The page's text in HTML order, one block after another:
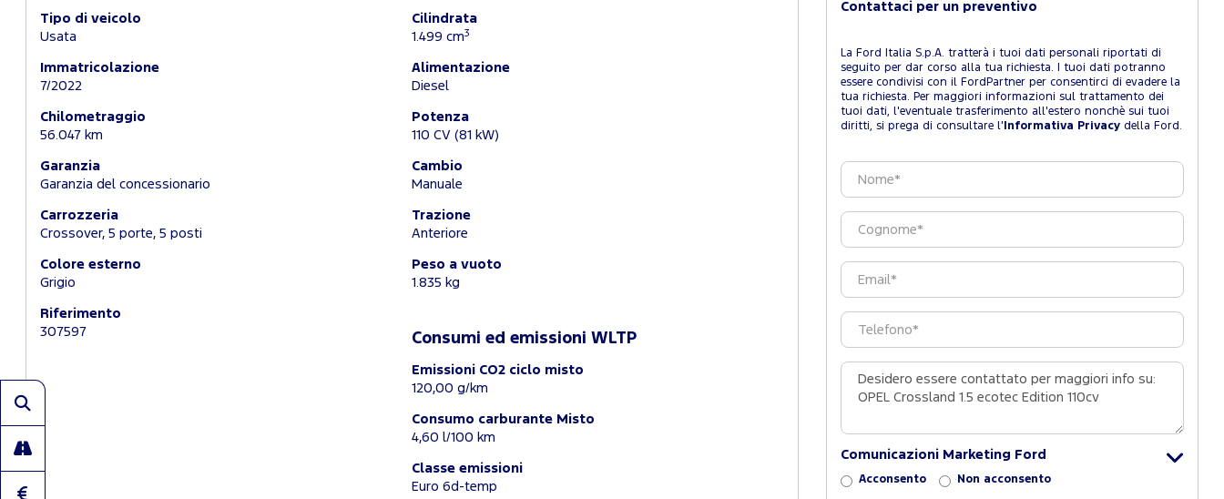
Tipo di veicolo
Usata
Immatricolazione
7/2022
Chilometraggio
56.047 km
Garanzia
Garanzia del concessionario
Carrozzeria
Crossover, 5 porte, 5 posti
Colore esterno
Grigio
Riferimento
307597
Cilindrata
1.499 cm3
Alimentazione
Diesel
Potenza
110 CV (81 kW)
Cambio
Manuale
Trazione
Anteriore
Peso a vuoto
1.835 kg
Consumi ed emissioni WLTP
Emissioni CO2 ciclo misto
120,00 g/km
Consumo carburante Misto
4,60 l/100 km
Classe emissioni
Euro 6d-temp
Contattaci per un preventivo
La Ford Italia S.p.A. tratterà i tuoi dati personali riportati di
seguito per dar corso alla tua richiesta. I tuoi dati potranno
essere condivisi con il FordPartner per consentirci di evadere la
tua richiesta. Per maggiori informazioni sul trattamento dei
tuoi dati, l'eventuale trasferimento all'estero nonchè sui tuoi
diritti, si prega di consultare l' Informativa Privacydella Ford.
Comunicazioni Marketing Ford
Acconsento Non acconsento